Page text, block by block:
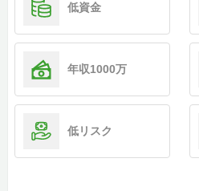
低資金
年収1000万
低リスク